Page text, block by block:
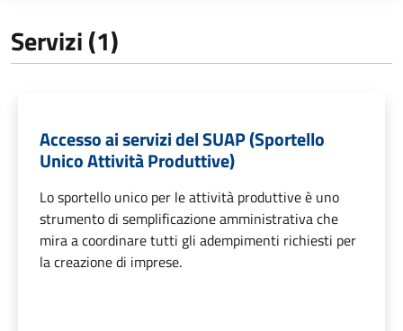
Servizi (1)
Accesso ai servizi del SUAP (Sportello
Unico Attività Produttive)
Lo sportello unico per le attività produttive è uno
strumento di semplificazione amministrativa che
mira a coordinare tutti gli adempimenti richiesti per
la creazione di imprese.